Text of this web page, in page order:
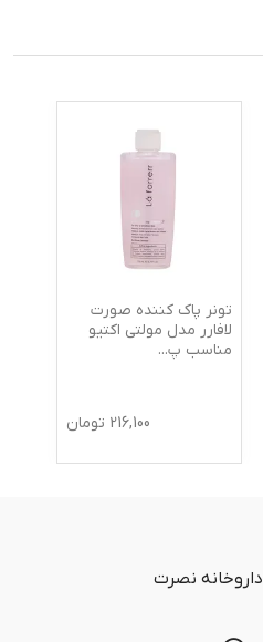
تونر پاک کننده صورت
لافارر مدل مولتی اکتیو
مناسب پ...
216,100 تومان
داروخانه نصرت